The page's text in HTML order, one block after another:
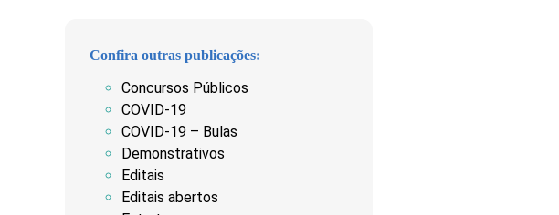
Confira outras publicações:
Concursos Públicos
COVID-19
COVID-19 – Bulas
Demonstrativos
Editais
Editais abertos